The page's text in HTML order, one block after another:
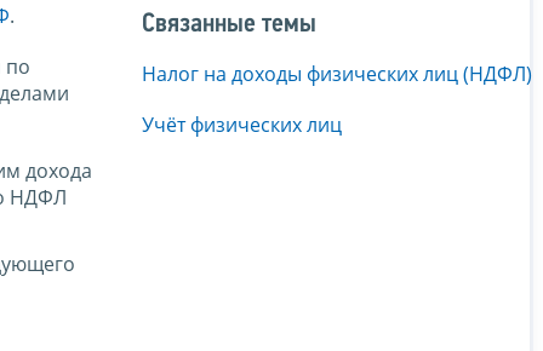
.
по
дохода
НДФЛ
Связанные темы
Налог на доходы физических лиц (НДФЛ)
Учёт физических лиц